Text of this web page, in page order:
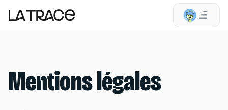
Mentions légales